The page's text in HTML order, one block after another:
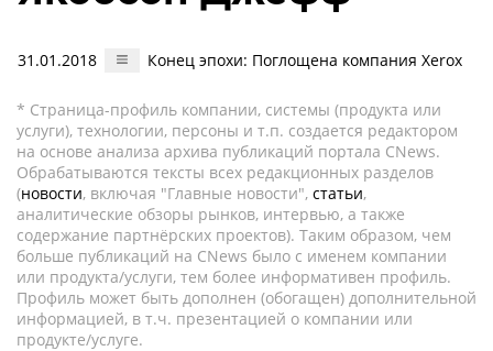
31.01.2018 Конец эпохи: Поглощена компания Xerox
* Страница-профиль компании, системы (продукта или
услуги), технологии, персоны и т.п. создается редактором
на основе анализа архива публикаций портала CNews.
Обрабатываются тексты всех редакционных разделов
(новости, включая "Главные новости", статьи,
аналитические обзоры рынков, интервью, а также
содержание партнёрских проектов). Таким образом, чем
больше публикаций на CNews было с именем компании
или продукта/услуги, тем более информативен профиль.
Профиль может быть дополнен (обогащен) дополнительной
информацией, в т.ч. презентацией о компании или
продукте/услуге.